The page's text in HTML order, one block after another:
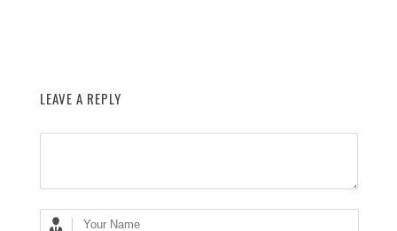
LEAVE A REPLY